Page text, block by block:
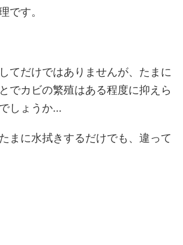
です。
てだけではありませんが、たまに
でカビの繁殖はある程度に抑えら
しょうか…
まに水拭きするだけでも、違って